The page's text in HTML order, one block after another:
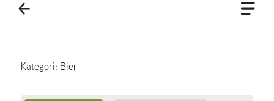
Kategori: Bier